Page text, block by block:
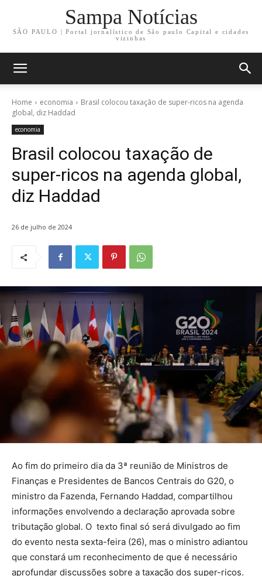
Sampa Notícias
SÃO PAULO | Portal jornalístico de São paulo Capital e cidades
vizinhas
Home economia
Brasil colocou taxação de super-ricos na agenda
global, diz Haddad
economia
Brasil colocou taxação de
super-ricos na agenda global,
diz Haddad
26 de julho de 2024
Ao fim do primeiro dia da 3ª reunião de Ministros de
Finanças e Presidentes de Bancos Centrais do G20, o
ministro da Fazenda, Fernando Haddad, compartilhou
informações envolvendo a declaração aprovada sobre
tributação global. O texto final só será divulgado ao fim
do evento nesta sexta-feira (26), mas o ministro adiantou
que constará um reconhecimento de que é necessário
aprofundar discussões sobre a taxação dos super-ricos.